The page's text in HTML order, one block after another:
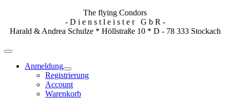
The flying Condors
- D i e n s t l e i s t e r G b R -
Harald & Andrea Schulze * Höllstraße 10 * D - 78 333 Stockach
Anmeldung
Registrierung
Account
Warenkorb